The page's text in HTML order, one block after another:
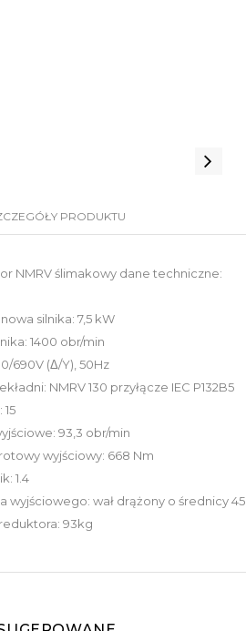
PRODUKTU
NMRV ślimakowy dane techniczne:
silnika: 7,5 kW
1400 obr/min
690V (Δ/Y), 50Hz
NMRV 130 przyłącze IEC P132B5
93,3 obr/min
wyjściowy: 668 Nm
1.4
wyjściowego: wał drążony o średnicy
93kg